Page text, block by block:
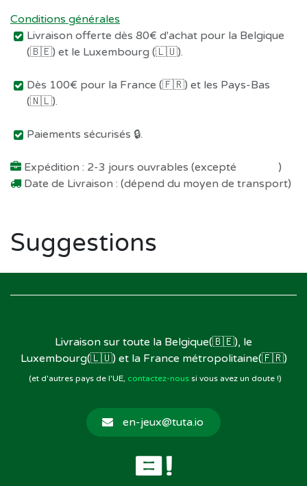
Conditions générales
Livraison offerte dès 80€ d'achat pour la Belgique
(🇧🇪) et le Luxembourg (🇱🇺).
Dès 100€ pour la France (🇫🇷) et les Pays-Bas
(🇳🇱).
Paiements sécurisés 🔒.
Expédition : 2-3 jours ouvrables (excepté
)
Date de Livraison : (dépend du moyen de transport)
Suggestions
Livraison sur toute la Belgique(🇧🇪), le
Luxembourg(🇱🇺) et la France métropolitaine(🇫🇷)
(et d'autres pays de l'UE, contactez-noussi vous avez un doute !)
en-jeux@tuta.io